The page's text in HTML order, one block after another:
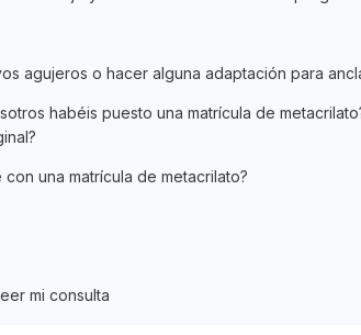
agujeros o hacer alguna adaptación para
habéis puesto una matrícula de
una matrícula de metacrilato?
mi consulta